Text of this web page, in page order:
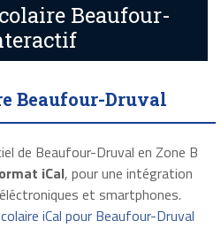
Beaufour-
Beaufour-Druval
de Beaufour-Druval en Zone B
iCal, pour une intégration
et smartphones.
iCal pour Beaufour-Druval